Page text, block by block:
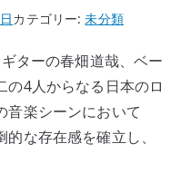
カテゴリー:未分類
ターの春畑道哉、ベー
の4人からなる日本のロ
音楽シーンにおいて
な存在感を確立し、